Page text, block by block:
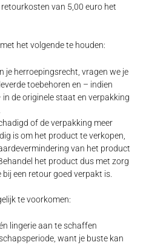
van 5,00 euro het
het volgende te houden:
je herroepingsrecht, vragen we je
toebehoren en – indien
de originele staat en verpakking
of de verpakking meer
is om het product te verkopen,
van het product
het product dus met zorg
een retour goed verpakt is.
te voorkomen:
l ingerie aan te schaffen
want je buste kan